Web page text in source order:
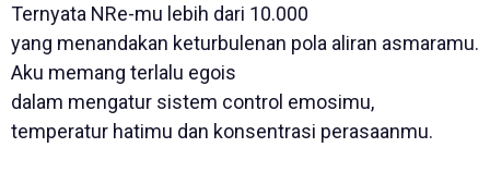
Ternyata NRe-mu lebih dari 10.000
yang menandakan keturbulenan pola aliran asmaramu.
Aku memang terlalu egois
dalam mengatur sistem control emosimu,
temperatur hatimu dan konsentrasi perasaanmu.